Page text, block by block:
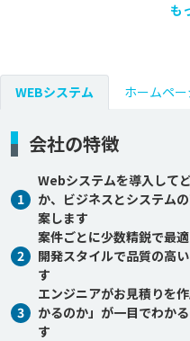
も
WEBシステム ホームペ
会社の特徴
1
Webシステムを導入して
か、ビジネスとシステム
案します
2
案件ごとに少数精鋭で最
開発スタイルで品質の高
す
3
エンジニアがお見積りを
かるのか」が一目でわか
す